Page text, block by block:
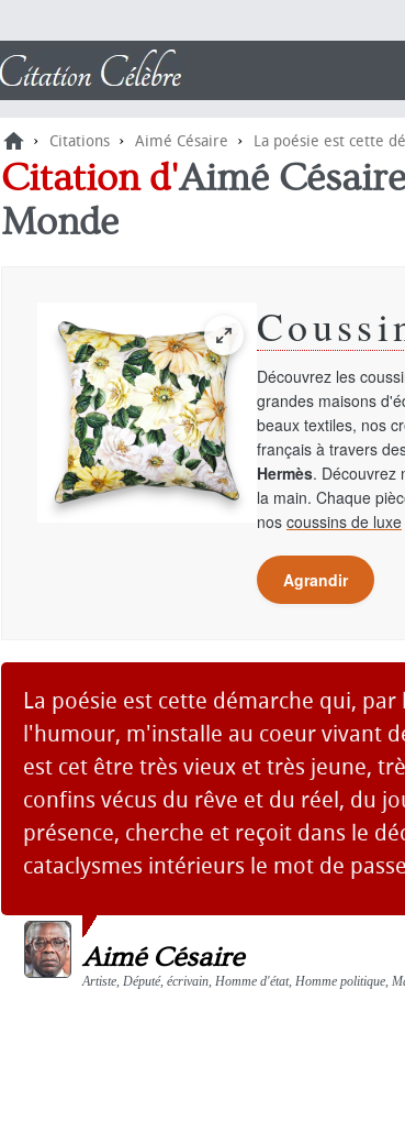
› Citations › Aimé Césaire › La poésie est cette
Citation d'Aimé Césaire
Monde
Découvrez les
grandes maisons
beaux textiles, nos
français à travers
Hermès. Découvrez
la main. Chaque
nos coussins de luxe
Agrandir
La poésie est cette démarche qui,
l'humour, m'installe au coeur vivant
est cet être très vieux et très jeune,
confins vécus du rêve et du réel, du
présence, cherche et reçoit dans le
cataclysmes intérieurs le mot de
Aimé Césaire
Artiste, Député, écrivain, Homme d'état, Homme politique,